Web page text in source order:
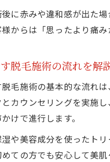
に赤みや違和感が出た
からは「思ったより痛
脱毛施術の流れを解
毛施術の基本的な流れ
カウンセリングを実施
けで進行します。
や美容成分を使ったト
ての方でも安心して美